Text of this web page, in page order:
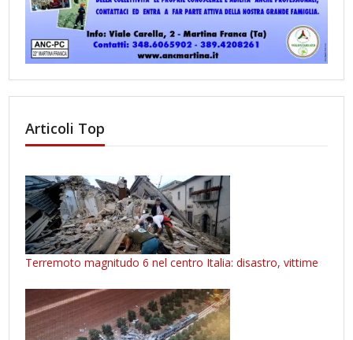
Articoli Top
Terremoto magnitudo 6 nel centro Italia: disastro, vittime